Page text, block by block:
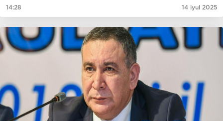
14:28 14 iyul 2025